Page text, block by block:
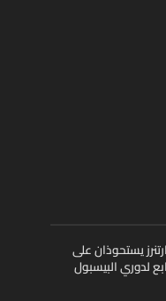
يستحوذان على
لدوري البيسبول